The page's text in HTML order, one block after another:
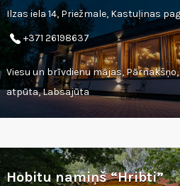
+371 26198637
Viesu un brīvdienu mājas,
atpūta, Labsajūta
Hobitu namiņš “Hribti”